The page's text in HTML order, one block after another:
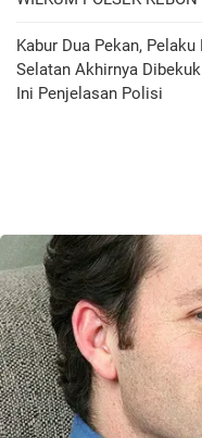
Kabur Dua Pekan,
Selatan Akhirnya
Ini Penjelasan Polisi